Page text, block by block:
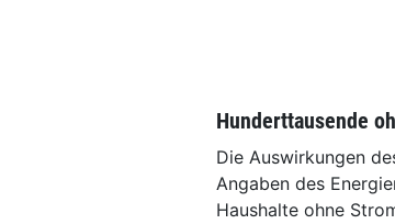
Hunderttausende
Die Auswirkungen
Angaben des
Haushalte ohne